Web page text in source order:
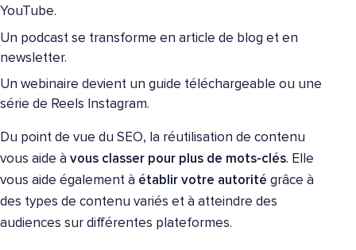
YouTube.
Un podcast se transforme en article de blog et en
newsletter.
Un webinaire devient un guide téléchargeable ou une
série de Reels Instagram.
Du point de vue du SEO, la réutilisation de contenu
vous aide à vous classer pour plus de mots-clés. Elle
vous aide également à établir votre autorité grâce à
des types de contenu variés et à atteindre des
audiences sur différentes plateformes.